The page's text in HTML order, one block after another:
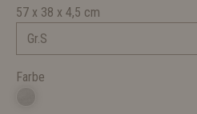
57 x 38 x 4,5 cm
Farbe